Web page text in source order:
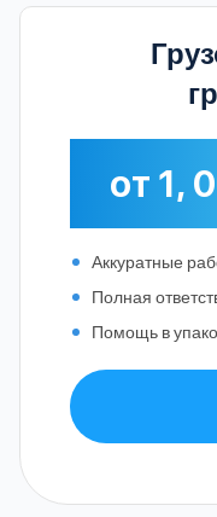
от 1,
Аккуратные
Полная
Помощь в